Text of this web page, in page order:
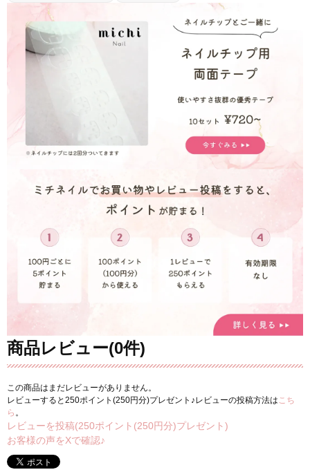
商品レビュー(0件)
この商品はまだレビューがありません。
レビューすると250ポイント(250円分)プレゼント♪レビューの投稿方法は こち
ら 。
レビューを投稿(250ポイント(250円分)プレゼント)
お客様の声をXで確認♪